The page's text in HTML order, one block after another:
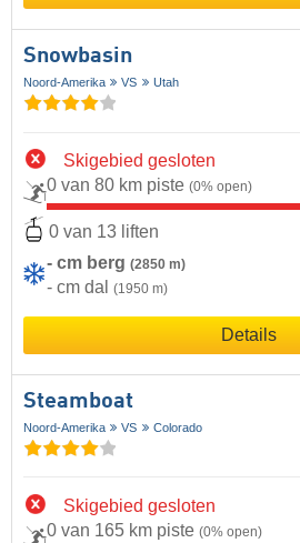
Snowbasin
Noord-Amerika VS Utah
Skigebied gesloten
0 van 80 km piste (0% open)
0 van 13 liften
- cm berg (2850 m)
- cm dal (1950 m)
Details
Steamboat
Noord-Amerika VS Colorado
Skigebied gesloten
0 van 165 km piste (0% open)